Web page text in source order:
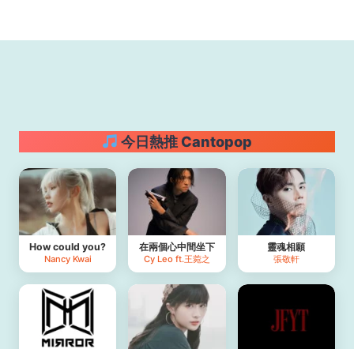
今日熱推 Cantopop
How could you?
Nancy Kwai
在兩個心中間坐下
Cy Leo ft.王菀之
靈魂相願
張敬軒